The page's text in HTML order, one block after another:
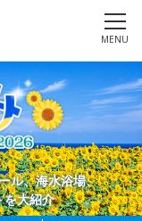
MENU
ル、海水浴場、
を大紹介